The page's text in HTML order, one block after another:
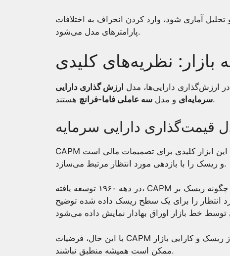
آماری شود، وارد کردن انحراف به اختلافات
پارامترهای مدل می‌شود.
بازار: نظریه‌های کلیدی
در ارزش‌گذاری دارایی‌ها، مدل ارزش گذاری دارایی
سرمایه‌ای و مدل سه عاملی فاما-فرانچ هستند.
ابزار کلیدی برای تصمیمات مالی است
و ریسک را با بازدهی مورد انتظار مرتبط می‌سازد.
در دهه ۱۹۶۰ توسعه یافته، CAPM در حوزه‌ی مالی نقش اساسی داشته و نشان می‌دهد چگونه ریسک بر
انتظار را برای یک سطح ریسک داده شده توضیح
با این حال، فرضیات CAPM مانند دسترسی سرمایه‌گذار به سرمایه‌گذاری‌های خالی از ریسک و کارایی بازار
ممکن است همیشه منطبق نباشند.